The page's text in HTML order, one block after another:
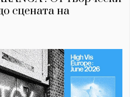
сцената на